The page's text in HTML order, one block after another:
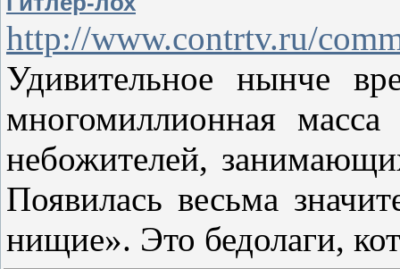
http://www.contrtv.ru/
Удивительное нынче
многомиллионная
небожителей,
Появилась весьма
нищие». Это бедолаги,